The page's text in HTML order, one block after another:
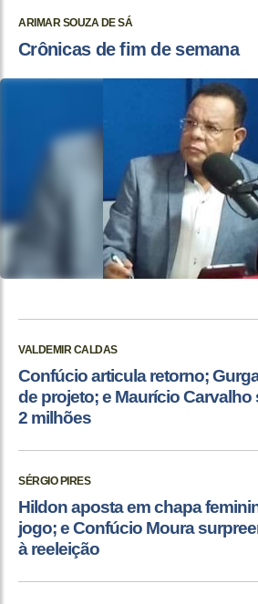
ARIMAR SOUZA DE SÁ
Crônicas de fim de semana
VALDEMIR CALDAS
Confúcio articula retorno;
de projeto; e Maurício Carvalho
2 milhões
SÉRGIO PIRES
Hildon aposta em chapa
jogo; e Confúcio Moura
à reeleição